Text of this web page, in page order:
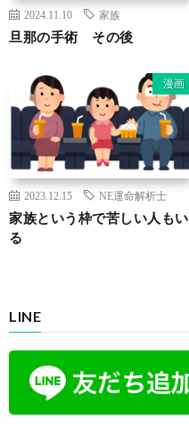
2024.11.10 家族
旦那の手術 その後
漫画
2023.12.15 NE運命解析士
家族という枠で苦しい人もい
る
LINE